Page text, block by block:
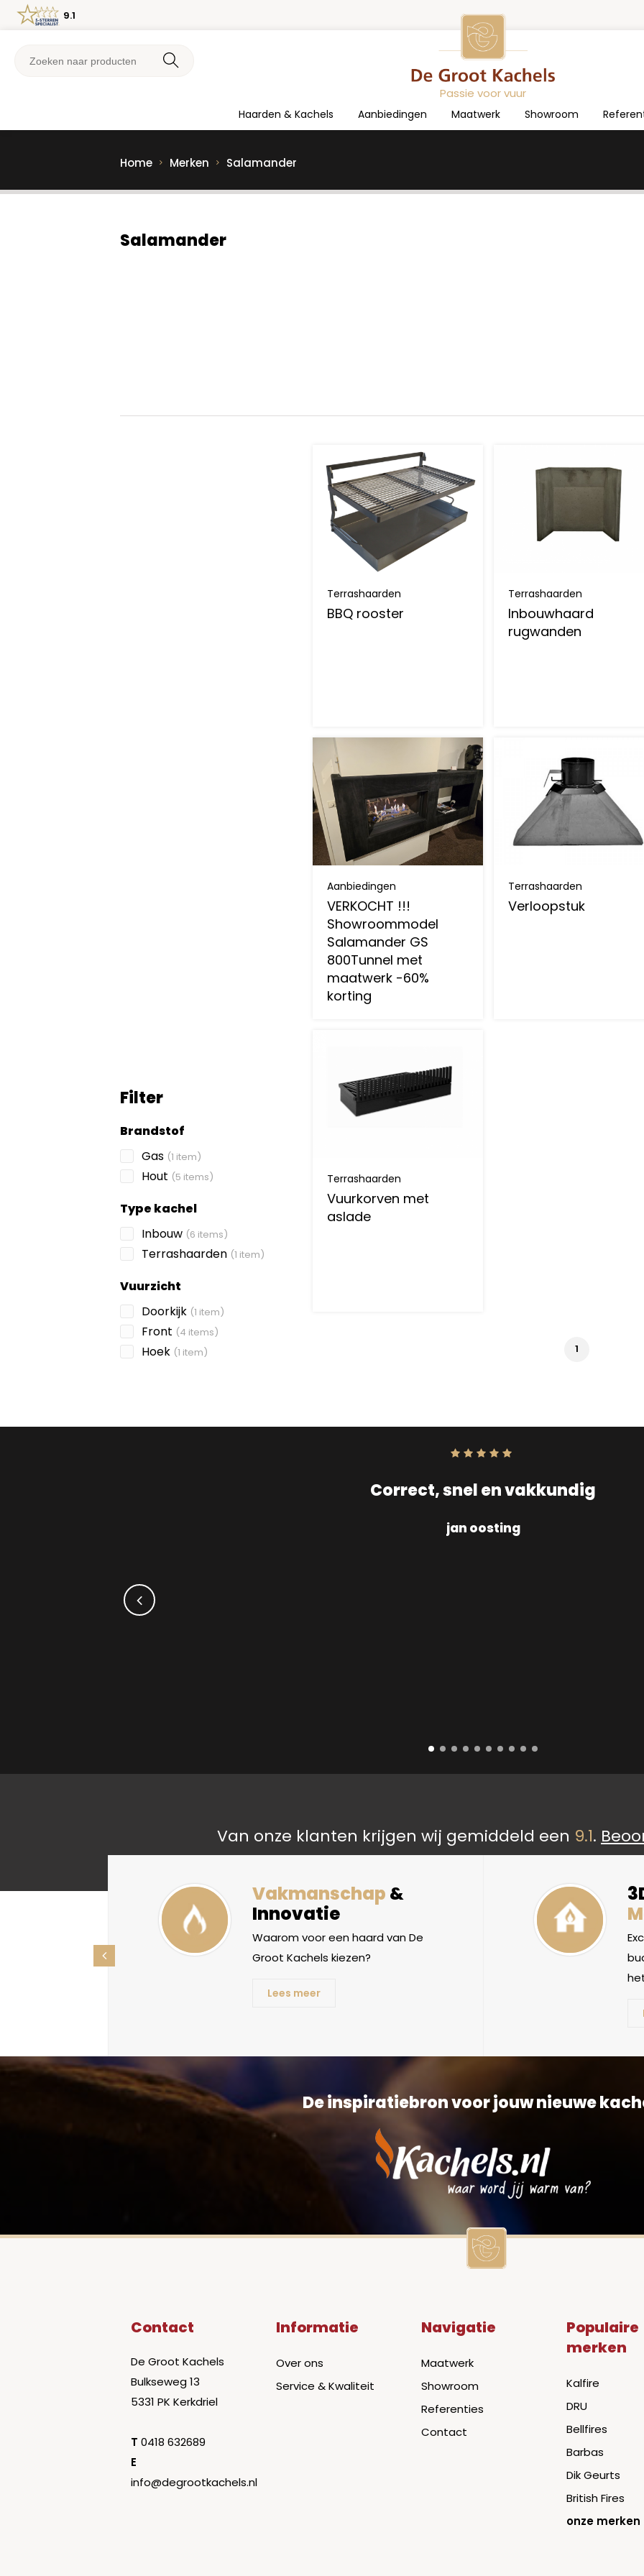
Passie voor vuur
Haarden & Kachels Aanbiedingen Maatwerk Showroom
9.1
Home Merken Salamander
Salamander
Filter
Brandstof
Gas (1 item)
Hout (5 items)
Type kachel
Inbouw (6 items)
Terrashaarden (1 item)
Vuurzicht
Doorkijk (1 item)
Front (4 items)
Hoek (1 item)
Terrashaarden
BBQ rooster
Terrashaarden
Inbouwhaard
rugwanden
Aanbiedingen
VERKOCHT !!!
Showroommodel
Salamander GS
800Tunnel met
maatwerk -60%
korting
Terrashaarden
Verloopstuk
Terrashaarden
Vuurkorven met
aslade
1
10
Correct, snel en vakkundig
jan oosting
Van onze klanten krijgen wij gemiddeld een 9.1.
Vakmanschap &
Innovatie
Waarom voor een haard van De
Groot Kachels kiezen?
Lees meer
De inspiratiebron voor jouw nieuwe
Contact
De Groot Kachels
Bulkseweg 13
5331 PK Kerkdriel
T 0418 632689
E
info@degrootkachels.nl
Informatie
Over ons
Service & Kwaliteit
Navigatie
Maatwerk
Showroom
Referenties
Contact
Populaire
merken
Kalfire
DRU
Bellfires
Barbas
Dik Geurts
British Fires
onze merken